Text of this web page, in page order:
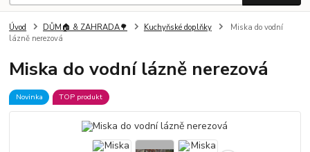
Úvod DŮM🏠 & ZAHRADA🌳 Kuchyňské doplňky
Miska do vodní
lázně nerezová
Miska do vodní lázně nerezová
Novinka TOP produkt